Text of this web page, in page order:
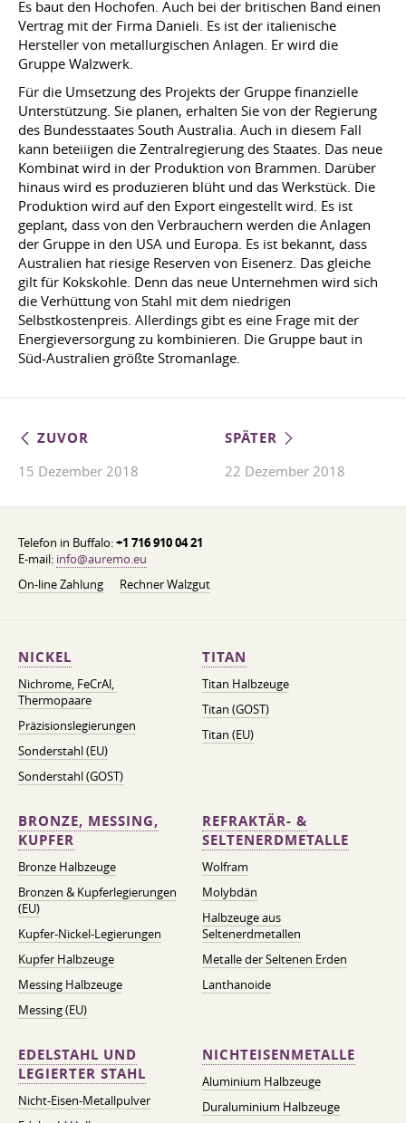
Es baut den Hochofen. Auch bei der britischen Band einen
Vertrag mit der Firma Danieli. Es ist der italienische
Hersteller von metallurgischen Anlagen. Er wird die
Gruppe Walzwerk.
Für die Umsetzung des Projekts der Gruppe finanzielle
Unterstützung. Sie planen, erhalten Sie von der Regierung
des Bundesstaates South Australia. Auch in diesem Fall
kann beteiiigen die Zentralregierung des Staates. Das neue
Kombinat wird in der Produktion von Brammen. Darüber
hinaus wird es produzieren blüht und das Werkstück. Die
Produktion wird auf den Export eingestellt wird. Es ist
geplant, dass von den Verbrauchern werden die Anlagen
der Gruppe in den USA und Europa. Es ist bekannt, dass
Australien hat riesige Reserven von Eisenerz. Das gleiche
gilt für Kokskohle. Denn das neue Unternehmen wird sich
die Verhüttung von Stahl mit dem niedrigen
Selbstkostenpreis. Allerdings gibt es eine Frage mit der
Energieversorgung zu kombinieren. Die Gruppe baut in
Süd-Australien größte Stromanlage.
ZUVOR
15 Dezember 2018
SPÄTER
22 Dezember 2018
Telefon in Buffalo:+1 716 910 04 21
E-mail: info@auremo.eu
On-line Zahlung
Rechner Walzgut
NICKEL
Nichrome, FeСrAl, ​​
Thermopaare
Präzisionslegierungen
Sonderstahl (EU)
Sonderstahl (GOST)
TITAN
Titan Halbzeuge
Titan (GOST)
Titan (EU)
BRONZE, MESSING,
KUPFER
Bronze Halbzeuge
Bronzen & Kupferlegierungen
(EU)
Kupfer-Nickel-Legierungen
Kupfer Halbzeuge
Messing Halbzeuge
Messing (EU)
REFRAKTÄR- &
SELTENERDMETALLE
Wolfram
Molybdän
Halbzeuge aus
Seltenerdmetallen
Metalle der Seltenen Erden
Lanthanoide
EDELSTAHL UND
LEGIERTER STAHL
Nicht-Eisen-Metallpulver
NICHTEISENMETALLE
Aluminium Halbzeuge
Duraluminium Halbzeuge